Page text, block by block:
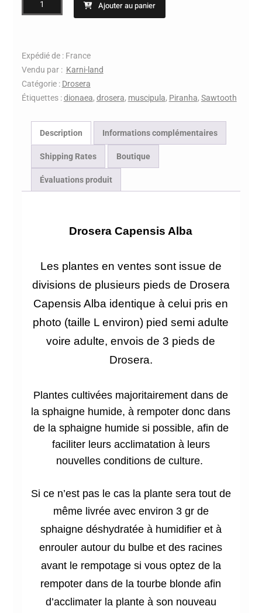
de
drosera
capensis
Alba
X
Ajouter au panier
Expédié de : France
Vendu par : Karni-land
Catégorie : Drosera
Étiquettes :dionaea, drosera, muscipula, Piranha, Sawtooth
Description Informations complémentaires
Shipping Rates Boutique
Évaluations produit
Drosera Capensis Alba
Les plantes en ventes sont issue de
divisions de plusieurs pieds de Drosera
Capensis Alba identique à celui pris en
photo (taille L environ) pied semi adulte
voire adulte, envois de 3 pieds de
Drosera.
Plantes cultivées majoritairement dans de
la sphaigne humide, à rempoter donc dans
de la sphaigne humide si possible, afin de
faciliter leurs acclimatation à leurs
nouvelles conditions de culture.
Si ce n’est pas le cas la plante sera tout de
même livrée avec environ 3 gr de
sphaigne déshydratée à humidifier et à
enrouler autour du bulbe et des racines
avant le rempotage si vous optez de la
rempoter dans de la tourbe blonde afin
d’acclimater la plante à son nouveau